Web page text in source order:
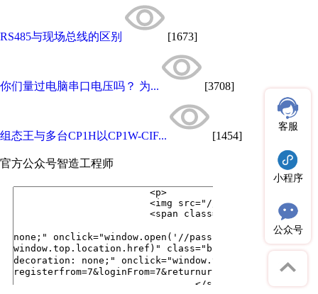
RS485与现场总线的区别 [1673]
你们量过电脑串口电压吗？ 为... [3708]
组态王与多台CP1H以CP1W-CIF... [1454]
官方公众号智造工程师
客服
小程序
公众号